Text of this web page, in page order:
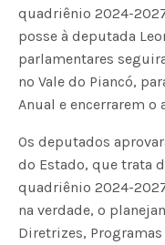
quadriênio 2024-
posse à deputada
parlamentares
no Vale do Piancó,
Anual e encerrarem o
Os deputados
do Estado, que trata
quadriênio 2024-
na verdade, o
Diretrizes,